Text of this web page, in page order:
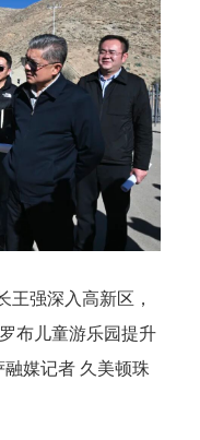
王强深入高新区，
布儿童游乐园提升
融媒记者 久美顿珠